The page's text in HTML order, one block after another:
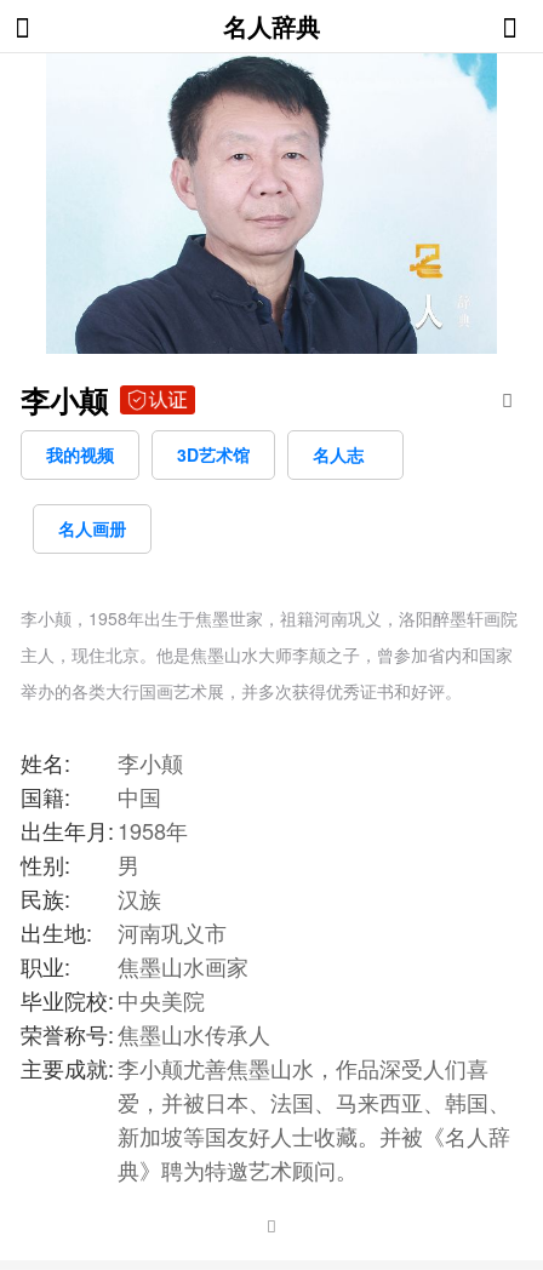
名人辞典
李小颠
我的视频 3D艺术馆 名人志
名人画册
李小颠，1958年出生于焦墨世家，祖籍河南巩义，洛阳醉墨轩画院
主人，现住北京。他是焦墨山水大师李颠之子，曾参加省内和国家
举办的各类大行国画艺术展，并多次获得优秀证书和好评。
姓名:
李小颠
国籍:
中国
出生年月: 1958年
性别:
男
民族:
汉族
出生地:
河南巩义市
职业:
焦墨山水画家
毕业院校:中央美院
荣誉称号:焦墨山水传承人
主要成就:李小颠尤善焦墨山水，作品深受人们喜
爱，并被日本、法国、马来西亚、韩国、
新加坡等国友好人士收藏。并被《名人辞
典》聘为特邀艺术顾问。